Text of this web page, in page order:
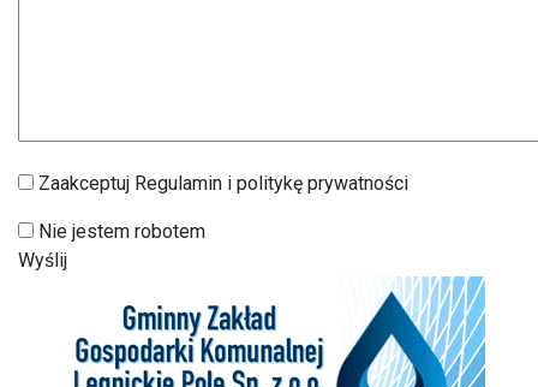
Zaakceptuj Regulamin i politykę prywatności
Nie jestem robotem
Wyślij